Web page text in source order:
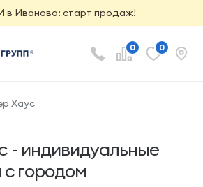
Иваново: старт продаж!
0 0
Хаус
- индивидуальные
городом